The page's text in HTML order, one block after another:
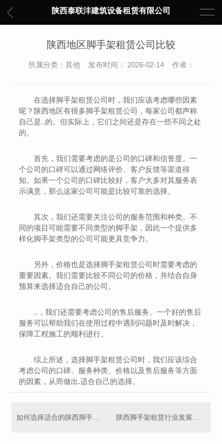
陕西泰联沣建筑设备租赁有限公司
陕西地区脚手架租赁公司比较
所属分类：其他 发布时间： 2026-02-14 作者：
在选择脚手架租赁公司时，我们应该考虑哪些因素
呢？陕西地区有很多脚手架租赁公司，每家公司都声称
自己是..的。但实际上，它们之间还是存在一些不同之处
的。
首先，我们需要考虑的是公司的口碑和信誉度。一
个公司的口碑可以通过网络评价、客户反馈等渠道得
知。如果一个公司的口碑比较好，客户大多对其服务表
示满意，那么这家公司可能是比较可靠的选择。
其次，我们还需要关注公司的服务范围和种类。不
同的项目可能需要不同类型的脚手架，因此一个提供多
样化脚手架类型的公司可能更具竞争力。
另外，价格也是选择脚手架租赁公司时需要考虑的
重要因素。我们需要比较不同公司的价格，并结合自身
预算来选择适合自己的公司。
..，我们还需要考虑公司的售后服务。一个好的售后
服务可以帮助我们在使用过程中遇到问题时及时解决，
保障工程施工的顺利进行。
综上所述，选择脚手架租赁公司时，我们应该综合
考虑公司的口碑、服务种类、价格以及售后服务等方面
的因素，从而做出.适合自己的选择。